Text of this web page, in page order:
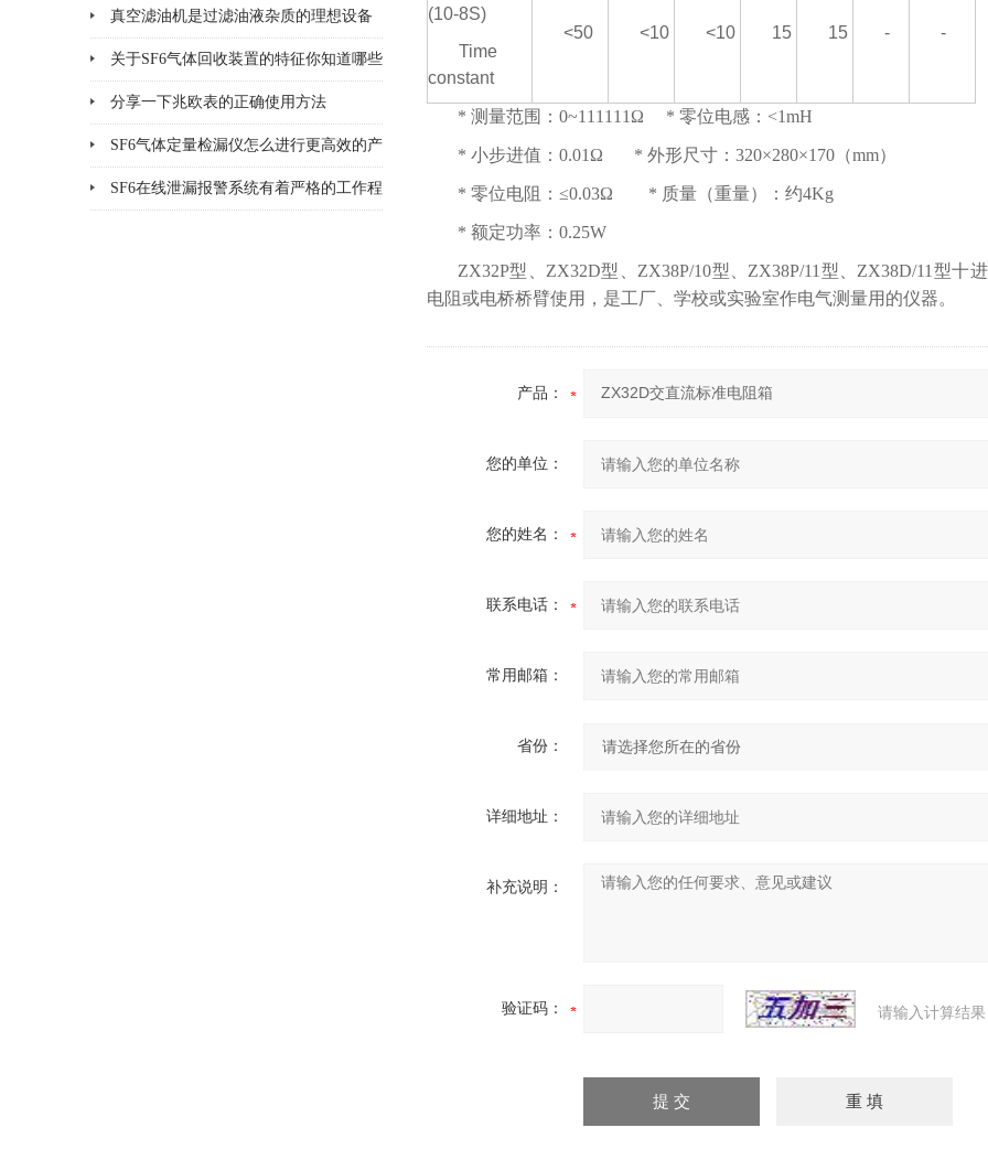
体检测设备
真空滤油机是过滤油液杂质的理想设备
关于SF6气体回收装置的特征你知道哪些
分享一下兆欧表的正确使用方法
SF6气体定量检漏仪怎么进行更高效的产
品检漏?
SF6在线泄漏报警系统有着严格的工作程
(10-8S)
Time
constant
<50 <10 <10 15 15 - -
* 测量范围：0~111111Ω * 零位电感：<1mH
* 小步进值：0.01Ω * 外形尺寸：320×280×170（mm）
* 零位电阻：≤0.03Ω * 质量（重量）：约4Kg
* 额定功率：0.25W
ZX32P型、ZX32D型、ZX38P/10型、ZX38P/11型、ZX38D/11型
电阻或电桥桥臂使用，是工厂、学校或实验室作电气测量用的仪器。
产品：
您的单位：
您的姓名：
联系电话：
常用邮箱：
省份：
详细地址：
补充说明：
验证码： 请输入计算结